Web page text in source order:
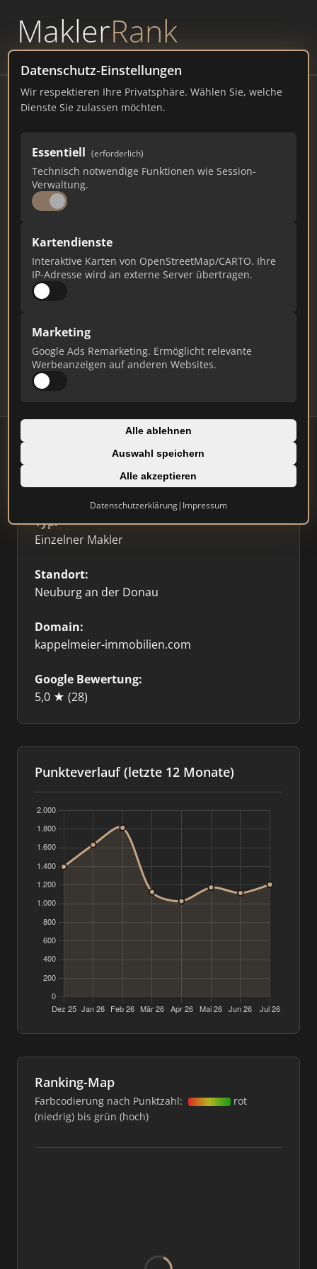
MaklerRank
powered byWAVEPOINT
Datenschutz-Einstellungen
Wir respektieren Ihre Privatsphäre. Wählen Sie, welche
Dienste Sie zulassen möchten.
Essentiell (erforderlich)
Technisch notwendige Funktionen wie Session-
Verwaltung.
Kartendienste
Interaktive Karten von OpenStreetMap/CARTO. Ihre
IP-Adresse wird an externe Server übertragen.
Marketing
Google Ads Remarketing. Ermöglicht relevante
Werbeanzeigen auf anderen Websites.
Alle ablehnen
Auswahl speichern
Alle akzeptieren
Datenschutzerklärung| Impressum
Kappelmeier Immobilien GmbH
der Donau
kappelmeier-immobilien.com
1.205
Gesamtpunkte
Ist das Ihr Unternehmen?
Daten und erhalten Sie monatliche Ranking-
Updates.
Profil beanspruchen
⭐ Etabliert
Typ:
Einzelner Makler
Standort:
Neuburg an der Donau
Domain:
kappelmeier-immobilien.com
Google Bewertung:
5,0 ★ (28)
Punkteverlauf (letzte 12 Monate)
Ranking-Map
Farbcodierung nach Punktzahl:
rot
(niedrig) bis grün (hoch)